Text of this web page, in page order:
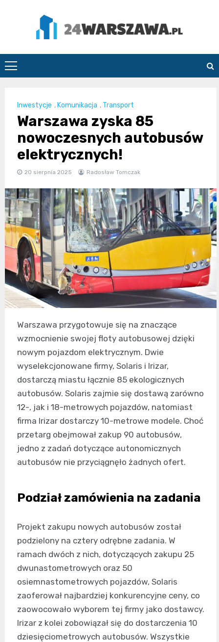
24Warszawa.pl
Inwestycje , Komunikacja , Transport
Warszawa zyska 85
nowoczesnych autobusów
elektrycznych!
20 sierpnia 2025 Radosław Tomczak
Warszawa przygotowuje się na znaczące
wzmocnienie swojej floty autobusowej dzięki
nowym pojazdom elektrycznym. Dwie
wyselekcjonowane firmy, Solaris i Irizar,
dostarczą miastu łącznie 85 ekologicznych
autobusów. Solaris zajmie się dostawą zarówno
12-, jak i 18-metrowych pojazdów, natomiast
firma Irizar dostarczy 10-metrowe modele. Choć
przetarg obejmował zakup 90 autobusów,
jedno z zadań dotyczące autonomicznych
autobusów nie przyciągnęło żadnych ofert.
Podział zamówienia na zadania
Projekt zakupu nowych autobusów został
podzielony na cztery odrębne zadania. W
ramach dwóch z nich, dotyczących zakupu 25
dwunastometrowych oraz 50
osiemnastometrowych pojazdów, Solaris
zaoferował najbardziej konkurencyjne ceny, co
zaowocowało wyborem tej firmy jako dostawcy.
Irizar z kolei zobowiązał się do dostarczenia 10
dziesięciometrowych autobusów. Wszystkie